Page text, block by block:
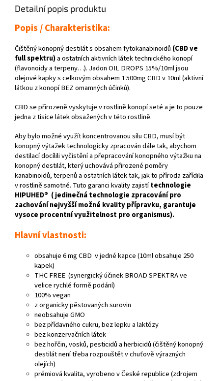
Detailní popis produktu
Popis / Charakteristika:
Čištěný konopný destilát s obsahem fytokanabinoidů (CBD ve
full spektru)a ostatních aktivních látek technického konopí
(flavonoidy a terpeny…). Jadon OIL DROPS 15%/10ml jsou
olejové kapky s celkovým obsahem 1 500mg CBD v 10ml (aktivní
látkou z konopí BEZ omamných účinků).
CBD se přirozeně vyskytuje v rostlině konopí seté a je to pouze
jedna z tisíce látek obsažených v této rostlině.
Aby bylo možné využít koncentrovanou sílu CBD, musí být
konopný výtažek technologicky zpracován dále tak, abychom
destilací docílili vyčistění a přepracování konopného výtažku na
konopný destilát, který uchovává přirozené poměry
kanabinoidů, terpenů a ostatních látek tak, jak to příroda zařídila
v rostlině samotné. Tuto garanci kvality zajistítechnologie
HIPUHED® ( jedinečná technologie zpracování pro
zachování nejvyšší možné kvality přípravku, garantuje
vysoce procentní využitelnost pro organismus).
Hlavní vlastnosti:
obsahuje 6 mg CBD v jedné kapce (10ml obsahuje 250
kapek)
THC FREE (synergický účinek BROAD SPEKTRA ve
velice rychlé formě podání)
100% vegan
z organicky pěstovaných surovin
neobsahuje GMO
bez přídavného cukru, bez lepku a laktózy
bez konzervačních látek
bez hořčin, vosků, pesticidů a herbicidů (čištěný konopný
destilát není třeba rozpouštět v chuťově výrazných
olejích)
prémiová kvalita, vyrobeno v České republice (zdrojem